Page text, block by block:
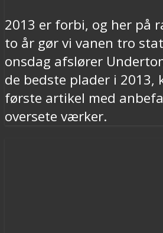
2013 er forbi, og her på
to år gør vi vanen tro
onsdag afslører
de bedste plader i 2013,
første artikel med
oversete værker.